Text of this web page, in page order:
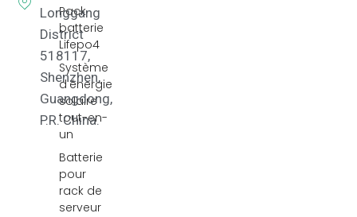
Pack
batterie
Lifepo4
Système
d'énergie
solaire
tout-en-
un
Batterie
pour
rack de
serveur
Longgang
District
518117,
Shenzhen,
Guangdong,
P.R. China.